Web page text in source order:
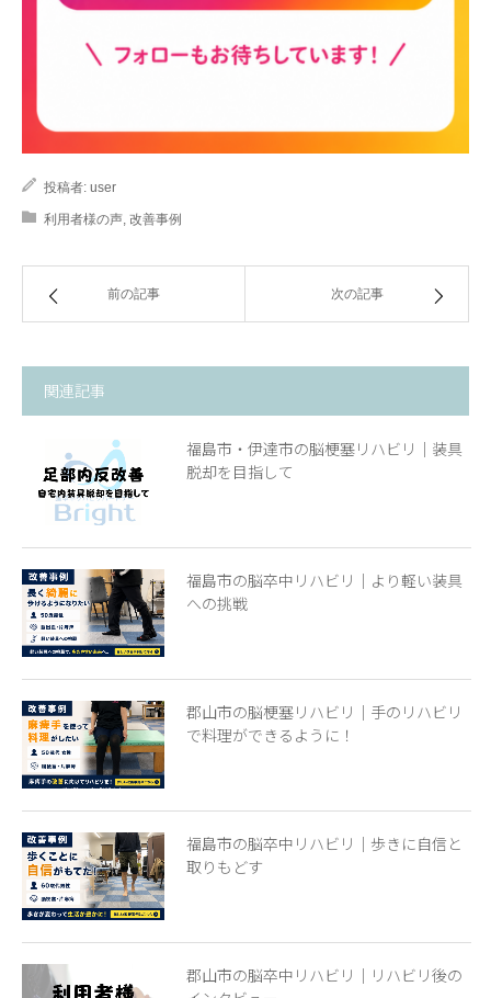
投稿者: user
利用者様の声, 改善事例
前の記事 次の記事
関連記事
福島市・伊達市の脳梗塞リハビリ｜装具
脱却を目指して
福島市の脳卒中リハビリ｜より軽い装具
への挑戦
郡山市の脳梗塞リハビリ｜手のリハビリ
で料理ができるように！
福島市の脳卒中リハビリ｜歩きに自信と
取りもどす
郡山市の脳卒中リハビリ｜リハビリ後の